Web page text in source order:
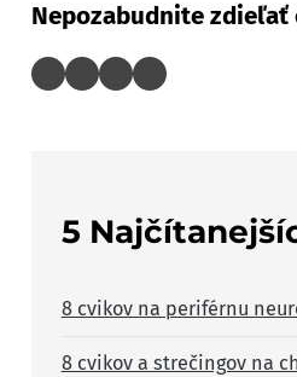
Nepozabudnite zdieľať
5
8 cvikov na periférnu
8 cvikov a strečingov na